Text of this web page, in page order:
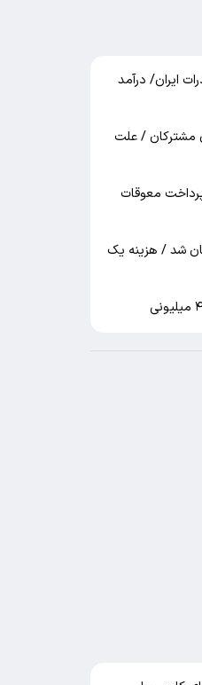
ایران/ درآمد
مشترکان / علت
معوقات
لیتری 130 هزارتومان شد / هزینه یک